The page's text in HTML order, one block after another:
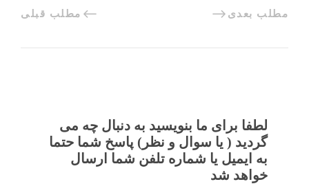
مطلب قبلی مطلب بعدی
لطفا برای ما بنویسید به دنبال چه می
گردید ( یا سوال و نظر) پاسخ شما حتما
به ایمیل یا شماره تلفن شما ارسال
خواهد شد